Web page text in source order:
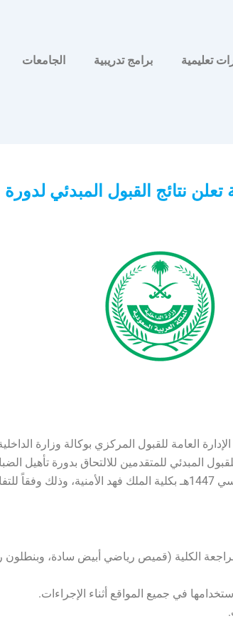
تعليمية برامج تدريبية الجامعات
تعلن نتائج القبول المبدئي
العامة للقبول المركزي بوكالة وزارة
المبدئي للمتقدمين للالتحاق بدورة تأهيل
) للعام الدراسي 1447هـ بكلية الملك فهد الأمنية، وذلك وفقاً
الكلية (قميص رياضي أبيض سادة، وبنطلون
في جميع المواقع أثناء الإجراءات.